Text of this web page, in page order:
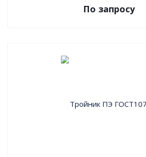
По запросу